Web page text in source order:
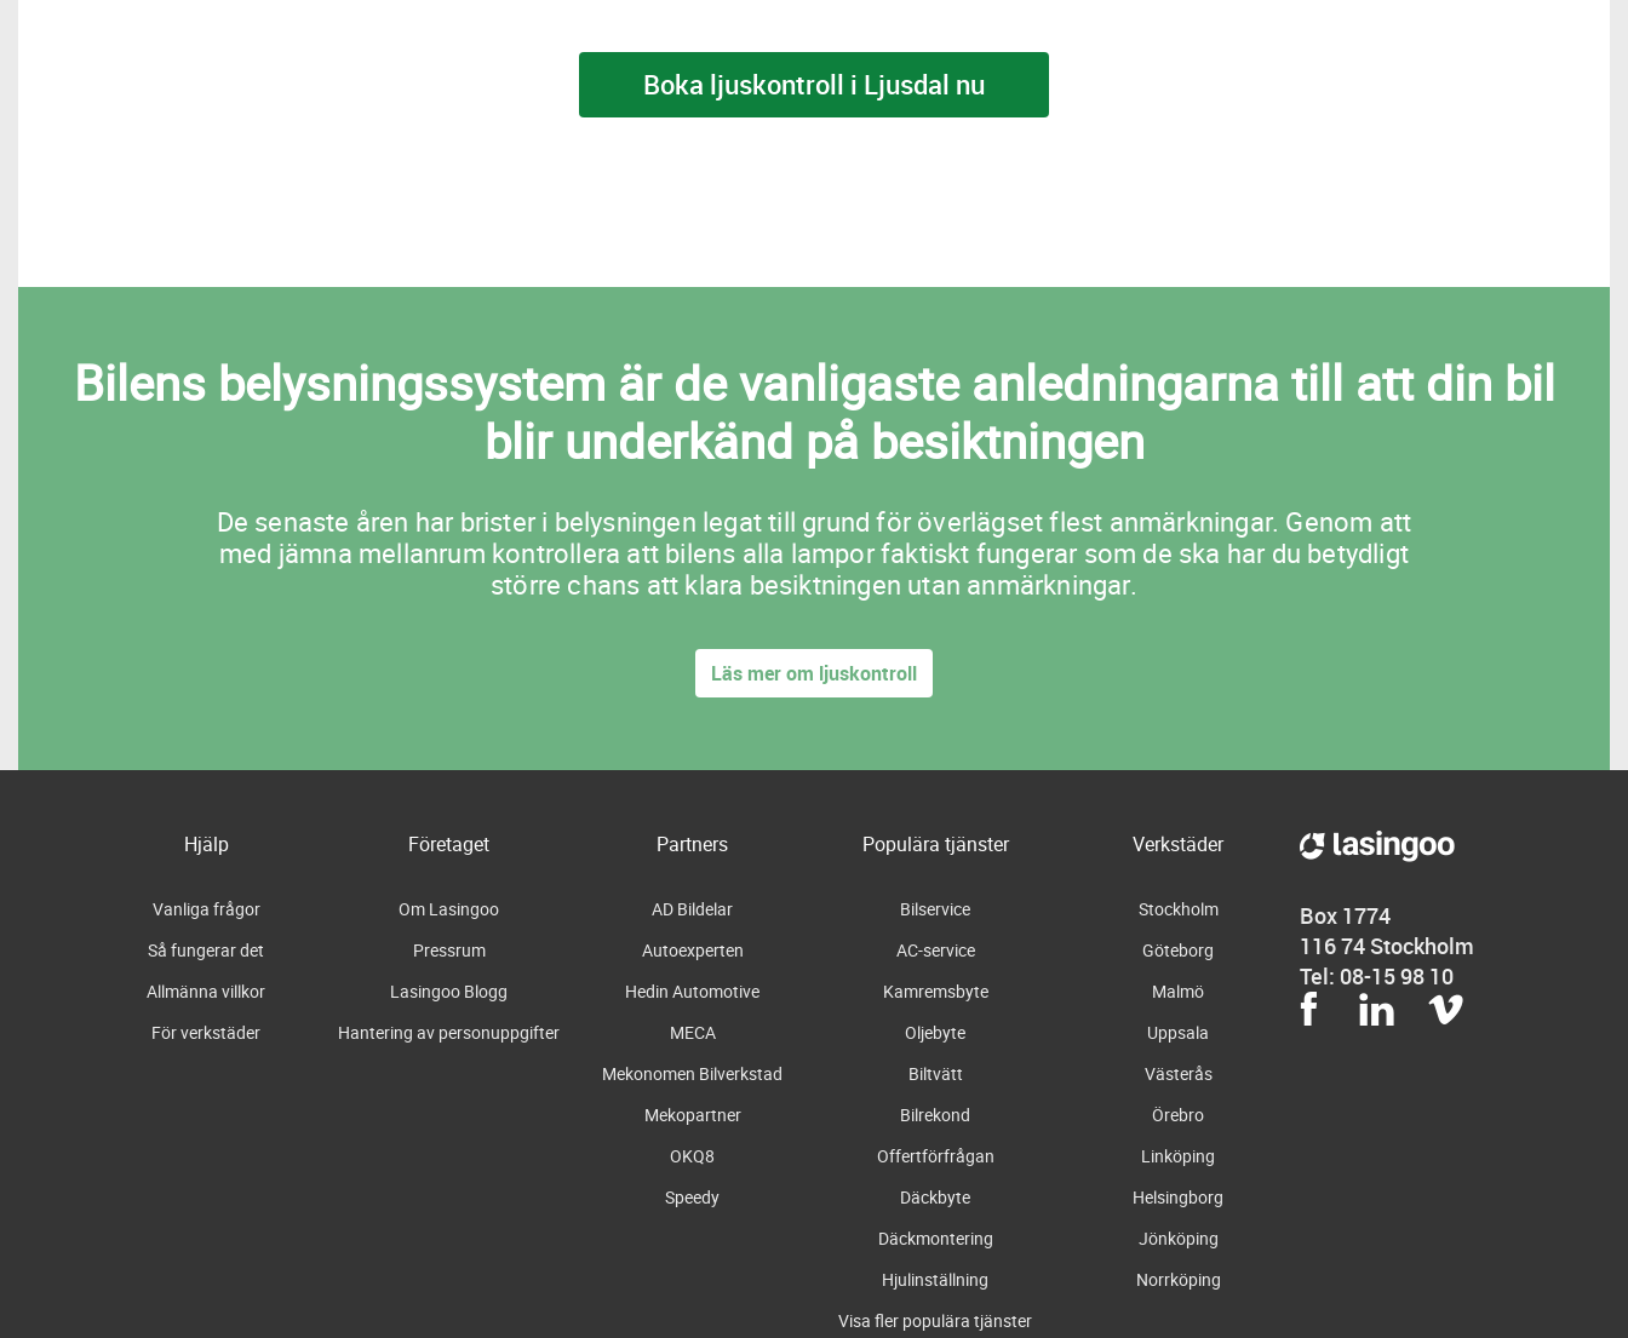
Boka ljuskontroll i Ljusdal nu
Bilens belysningssystem är de vanligaste anledningarna till att din bil
blir underkänd på besiktningen
De senaste åren har brister i belysningen legat till grund för överlägset flest anmärkningar. Genom att
med jämna mellanrum kontrollera att bilens alla lampor faktiskt fungerar som de ska har du betydligt
större chans att klara besiktningen utan anmärkningar.
Läs mer om ljuskontroll
Hjälp
Vanliga frågor
Så fungerar det
Allmänna villkor
För verkstäder
Företaget
Om Lasingoo
Pressrum
Lasingoo Blogg
Hantering av personuppgifter
Partners
AD Bildelar
Autoexperten
Hedin Automotive
MECA
Mekonomen Bilverkstad
Mekopartner
OKQ8
Speedy
Populära tjänster
Bilservice
AC-service
Kamremsbyte
Oljebyte
Biltvätt
Bilrekond
Offertförfrågan
Däckbyte
Däckmontering
Hjulinställning
Visa fler populära tjänster
Verkstäder
Stockholm
Göteborg
Malmö
Uppsala
Västerås
Örebro
Linköping
Helsingborg
Jönköping
Norrköping
Box 1774
116 74 Stockholm
Tel: 08-15 98 10